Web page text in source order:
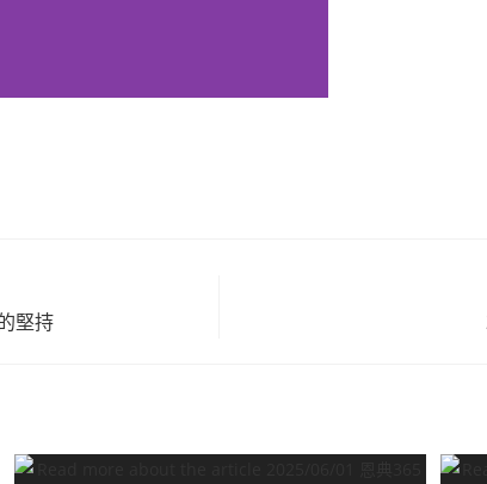
堅持